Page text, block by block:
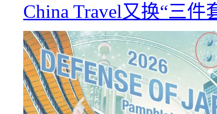
China Travel又换“三